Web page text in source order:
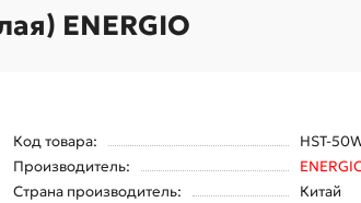
ENERGIO
Код товара:
HST-
Производитель:
Страна производитель:
Китай